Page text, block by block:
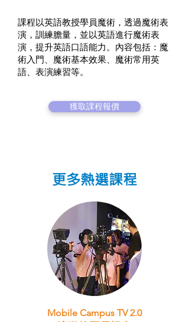
課程以英語教授學員魔術，透過魔術表
演，訓練膽量，並以英語進行魔術表
演，提升英語口語能力。內容包括：魔
術入門、魔術基本效果、魔術常用英
語、表演練習等。
獲取課程報價
更多熱選課程
Mobile Campus TV 2.0